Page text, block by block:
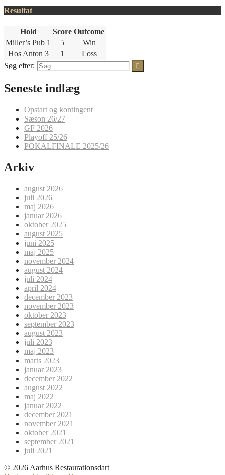
Resultat
Hold Score Outcome
Miller’s Pub 1
5
Win
Hos Anton 3
1
Loss
Søg efter:
Seneste indlæg
Opstart og kontingent
Sæson 26/27
GF 2026
Playoff 25/26
POKALFINALE 2025/26
Arkiv
august 2026
juli 2026
maj 2026
januar 2026
oktober 2025
august 2025
juni 2025
maj 2025
november 2024
august 2024
juli 2024
april 2024
december 2023
november 2023
oktober 2023
september 2023
august 2023
juli 2023
maj 2023
marts 2023
januar 2023
december 2022
august 2022
maj 2022
januar 2022
december 2021
november 2021
oktober 2021
september 2021
juli 2021
© 2026 Aarhus Restaurationsdart